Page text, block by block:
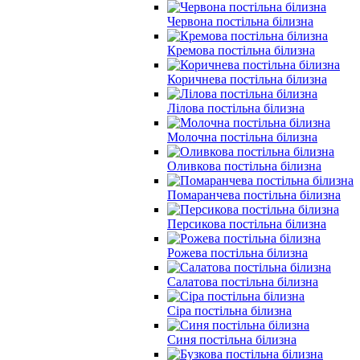
Червона постільна білизна
Кремова постільна білизна
Коричнева постільна білизна
Лілова постільна білизна
Молочна постільна білизна
Оливкова постільна білизна
Помаранчева постільна білизна
Персикова постільна білизна
Рожева постільна білизна
Салатова постільна білизна
Сіра постільна білизна
Синя постільна білизна